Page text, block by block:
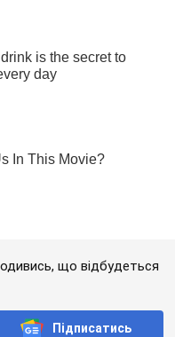
що відбудеться
Підписатись